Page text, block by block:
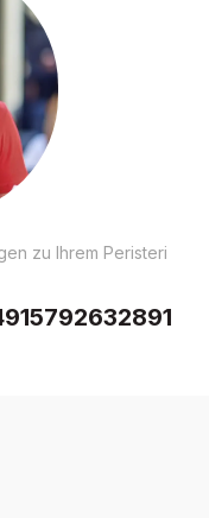
zu Ihrem Peristeri